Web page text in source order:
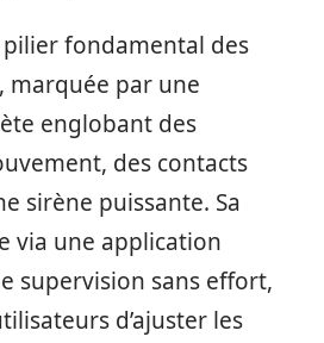
fondamental des
marquée par une
englobant des
des contacts
sirène puissante. Sa
via une application
supervision sans effort,
d’ajuster les